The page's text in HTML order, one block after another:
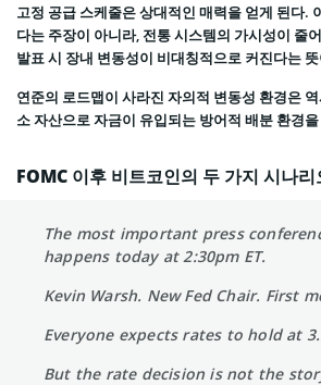
고정 공급 스케줄은 상대적인 매력을 얻게 된다.
다는 주장이 아니라, 전통 시스템의 가시성이 줄
발표 시 장내 변동성이 비대칭적으로 커진다는
연준의 로드맵이 사라진 자의적 변동성 환경은
소 자산으로 자금이 유입되는 방어적 배분 환경
FOMC 이후 비트코인의 두 가지 시나리
The most important press
happens today at 2:30pm ET.
Kevin Warsh. New Fed Chair. First
Everyone expects rates to hold at
But the rate decision is not the